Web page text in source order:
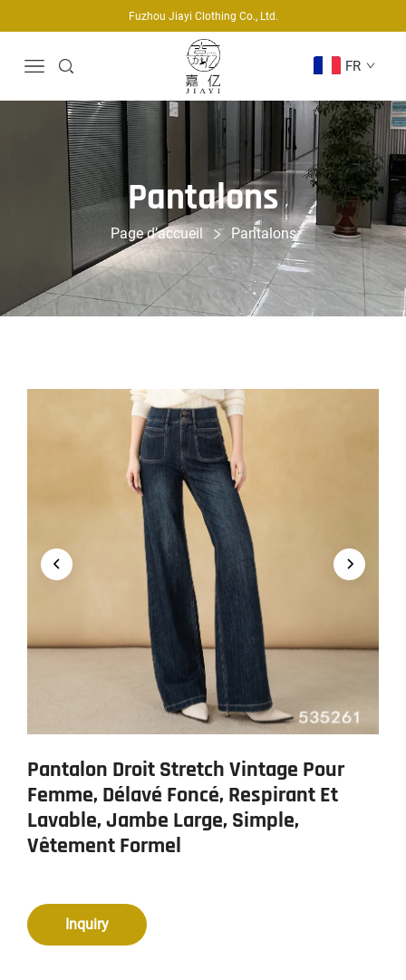
Fuzhou Jiayi Clothing Co., Ltd.
FR
Pantalons
Page d’accueil Pantalons
Pantalon Droit Stretch Vintage Pour
Femme, Délavé Foncé, Respirant Et
Lavable, Jambe Large, Simple,
Vêtement Formel
Inquiry